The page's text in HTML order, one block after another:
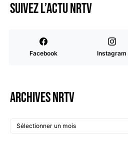
Suivez l’actu NRTV
Facebook Instagram
Archives NRTV